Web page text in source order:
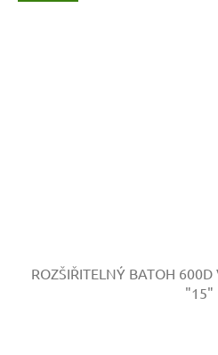
ROZŠIŘITELNÝ BATOH 600D
"15"